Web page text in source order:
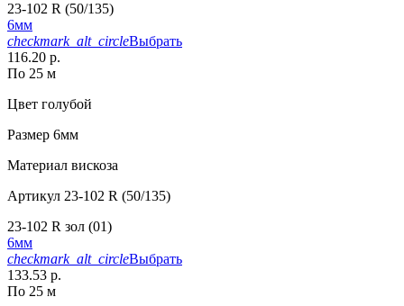
23-102 R (50/135)
6мм
checkmark_alt_circleВыбрать
116.20 р.
По 25 м
Цвет голубой
Размер 6мм
Материал вискоза
Артикул 23-102 R (50/135)
23-102 R зол (01)
6мм
checkmark_alt_circleВыбрать
133.53 р.
По 25 м